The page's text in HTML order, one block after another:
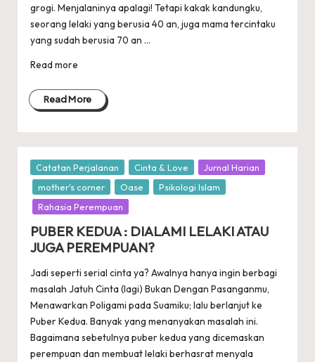
grogi. Menjalaninya apalagi! Tetapi kakak kandungku,
seorang lelaki yang berusia 40 an, juga mama tercintaku
yang sudah berusia 70 an ...
Read more
Read More
Posted
in
Catatan Perjalanan Cinta & Love
Jurnal Harian
mother's corner
Oase
Psikologi Islam
Rahasia Perempuan
PUBER KEDUA : DIALAMI LELAKI ATAU
JUGA PEREMPUAN?
Jadi seperti serial cinta ya? Awalnya hanya ingin berbagi
masalah Jatuh Cinta (lagi) Bukan Dengan Pasanganmu,
Menawarkan Poligami pada Suamiku; lalu berlanjut ke
Puber Kedua. Banyak yang menanyakan masalah ini.
Bagaimana sebetulnya puber kedua yang dicemaskan
perempuan dan membuat lelaki berhasrat menyala